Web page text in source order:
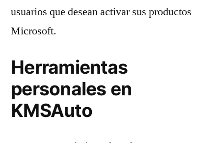
usuarios que desean activar sus productos
Microsoft.
Herramientas
personales en
KMSAuto